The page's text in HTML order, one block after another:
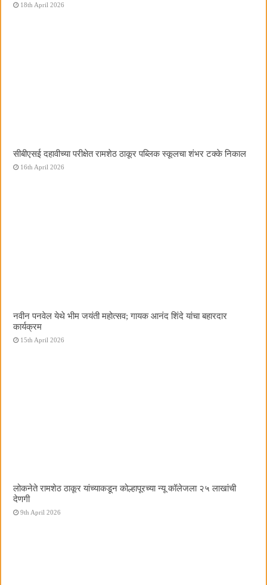
18th April 2026
सीबीएसई दहावीच्या परीक्षेत रामशेठ ठाकूर पब्लिक स्कूलचा शंभर टक्के निकाल
16th April 2026
नवीन पनवेल येथे भीम जयंती महोत्सव; गायक आनंद शिंदे यांचा बहारदार
कार्यक्रम
15th April 2026
लोकनेते रामशेठ ठाकूर यांच्याकडून कोल्हापूरच्या न्यू कॉलेजला २५ लाखांची
देणगी
9th April 2026